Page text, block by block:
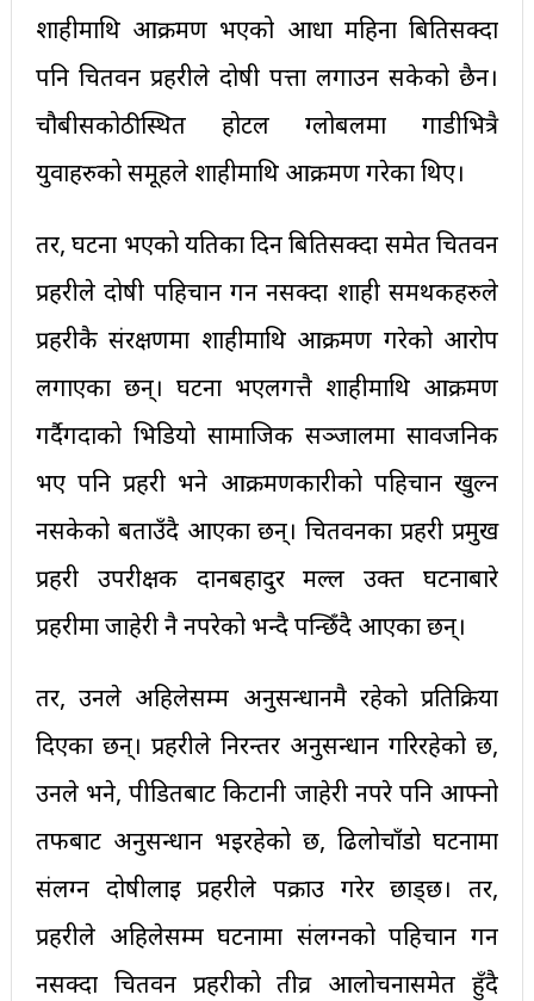
शाहीमाथि आक्रमण भएको आधा महिना बितिसक्दा
पनि चितवन प्रहरीले दोषी पत्ता लगाउन सकेको छैन।
चौबीसकोठीस्थित होटल ग्लोबलमा गाडीभित्रै
युवाहरुको समूहले शाहीमाथि आक्रमण गरेका थिए।
तर, घटना भएको यतिका दिन बितिसक्दा समेत चितवन
प्रहरीले दोषी पहिचान गर्न नसक्दा शाही समर्थकहरुले
प्रहरीकै संरक्षणमा शाहीमाथि आक्रमण गरेको आरोप
लगाएका छन्। घटना भएलगत्तै शाहीमाथि आक्रमण
गर्दैगर्दाको भिडियो सामाजिक सञ्जालमा सार्वजनिक
भए पनि प्रहरी भने आक्रमणकारीको पहिचान खुल्न
नसकेको बताउँदै आएका छन्। चितवनका प्रहरी प्रमुख
प्रहरी उपरीक्षक दानबहादुर मल्ल उक्त घटनाबारे
प्रहरीमा जाहेरी नै नपरेको भन्दै पन्छिँदै आएका छन्।
तर, उनले अहिलेसम्म अनुसन्धानमै रहेको प्रतिक्रिया
दिएका छन्। प्रहरीले निरन्तर अनुसन्धान गरिरहेको छ,
उनले भने, पीडितबाट किटानी जाहेरी नपरे पनि आफ्नो
तर्फबाट अनुसन्धान भइरहेको छ, ढिलोचाँडो घटनामा
संलग्न दोषीलाई प्रहरीले पक्राउ गरेर छाड्छ। तर,
प्रहरीले अहिलेसम्म घटनामा संलग्नको पहिचान गर्न
नसक्दा चितवन प्रहरीको तीव्र आलोचनासमेत हुँदै